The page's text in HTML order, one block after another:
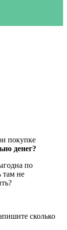
покупке
денег?
по
там не
сколько